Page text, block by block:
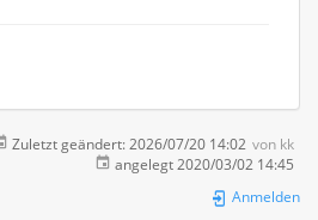
Zuletzt geändert: 2026/07/20 14:02 von kk
angelegt 2020/03/02 14:45
Anmelden